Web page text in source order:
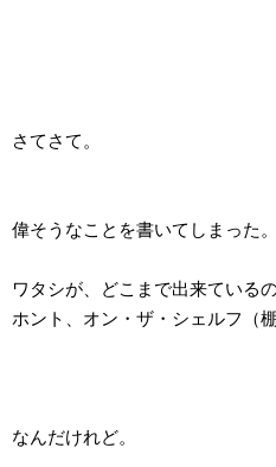
さてさて。
偉そうなことを書いてしまった。
ワタシが、どこまで出来ている
ホント、オン・ザ・シェルフ（棚
なんだけれど。